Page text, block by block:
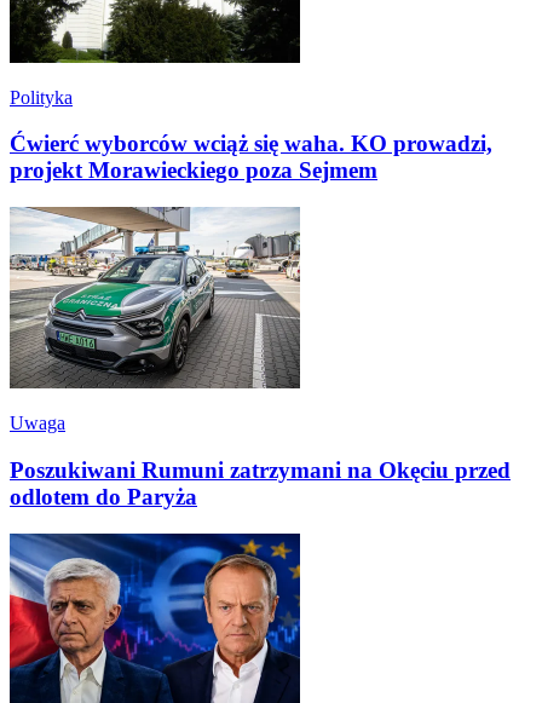
Polityka
Ćwierć wyborców wciąż się waha. KO prowadzi,
projekt Morawieckiego poza Sejmem
Uwaga
Poszukiwani Rumuni zatrzymani na Okęciu przed
odlotem do Paryża